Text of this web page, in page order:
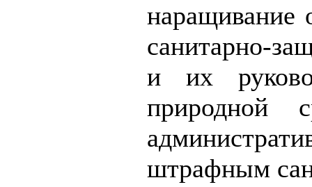
наращивание
санитарно-
и их
природной
штрафным